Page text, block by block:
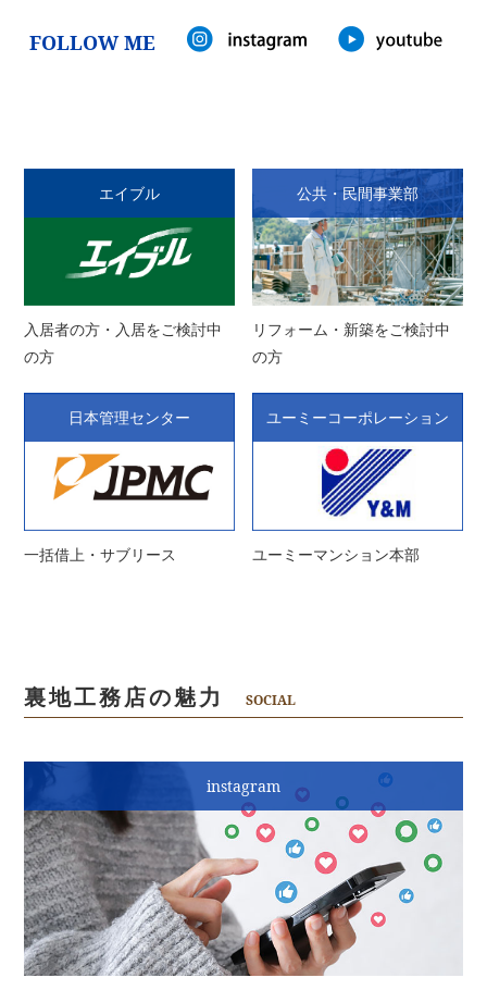
FOLLOW ME
エイブル
入居者の方・入居をご検討中
の方
公共・民間事業部
リフォーム・新築をご検討中
の方
日本管理センター
一括借上・サブリース
ユーミーコーポレーション
ユーミーマンション本部
裏地工務店の魅力 SOCIAL
instagram